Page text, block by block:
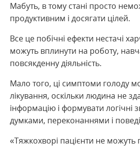
Мабуть, в тому стані просто
продуктивним і досягати цілей.
Все це побічні ефекти нестачі
можуть вплинути на роботу,
повсякденну діяльність.
Мало того, ці симптоми голоду
лікування, оскільки людина не
інформацію і формувати логічні
думками, переконаннями і
«Тяжкохворі пацієнти не можуть